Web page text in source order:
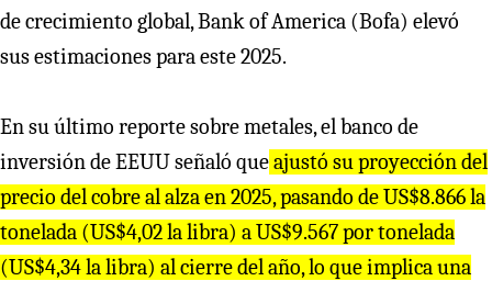
de crecimiento global, Bank of America (Bofa) elevó
sus estimaciones para este 2025.
En su último reporte sobre metales, el banco de
inversión de EEUU señaló queajustó su proyección del
precio del cobre al alza en 2025, pasando de US$8.866 la
tonelada (US$4,02 la libra) a US$9.567 por tonelada
(US$4,34 la libra) al cierre del año, lo que implica una